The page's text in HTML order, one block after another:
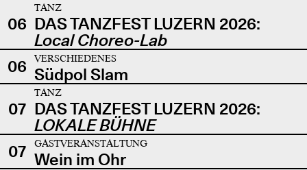
06
TANZ
DAS TANZFEST LUZERN 2026:
Local Choreo-Lab
06
VERSCHIEDENES
Südpol Slam
07
TANZ
DAS TANZFEST LUZERN 2026:
LOKALE BÜHNE
07
GASTVERANSTALTUNG
Wein im Ohr